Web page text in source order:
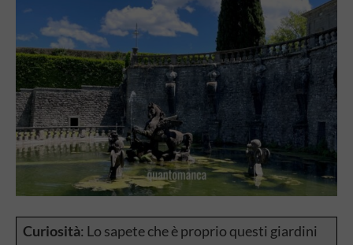
Curiosità: Lo sapete che è proprio questi giardini